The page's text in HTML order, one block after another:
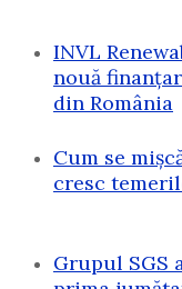
INVL
nouă
din România
Cum se
cresc
Grupul SGS